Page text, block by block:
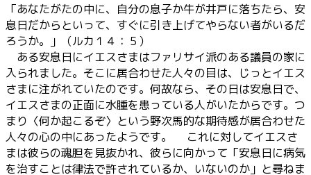
「あなたがたの中に、自分の息子か牛が井戸に落ちたら、安
息日だからといって、すぐに引き上げてやらない者がいるだ
ろうか。」（ルカ１４：５）
ある安息日にイエスさまはファリサイ派のある議員の家に
入られました。そこに居合わせた人々の目は、じっとイエス
さまに注がれていたのです。何故なら、その日は安息日で、
イエスさまの正面に水腫を患っている人がいたからです。つ
まり〈何か起こるぞ〉という野次馬的な期待感が居合わせた
人々の心の中にあったようです。 これに対してイエスさ
まは彼らの魂胆を見抜かれ、彼らに向かって「安息日に病気
を治すことは律法で許されているか、いないのか」と尋ねま